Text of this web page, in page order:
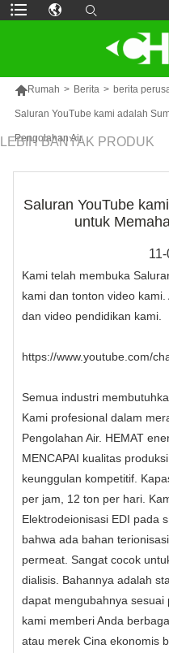
Rumah > Berita > berita
Saluran YouTube kami adalah
Pengolahan Air
LEBIH BANYAK PRODUK
Saluran YouTube
untuk
Kami telah membuka
kami dan tonton video
dan video pendidikan kami.
https://www.youtube.com/
Semua industri
Kami profesional dalam
Pengolahan Air. HEMAT
MENCAPAI kualitas
keunggulan kompetitif.
per jam, 12 ton per hari.
Elektrodeionisasi EDI pada
bahwa ada bahan
permeat. Sangat cocok
dialisis. Bahannya adalah
dapat mengubahnya
kami memberi Anda
atau merek Cina ekonomis